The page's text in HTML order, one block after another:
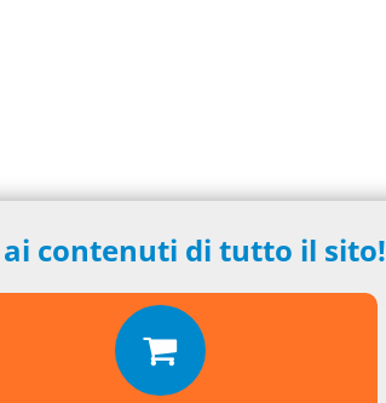
ai contenuti di tutto il sito!